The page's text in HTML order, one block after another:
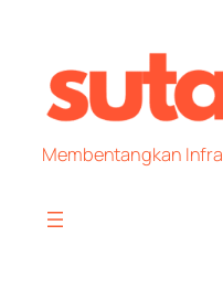
content
Membentangkan